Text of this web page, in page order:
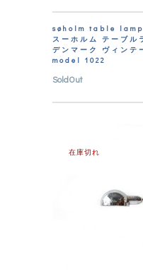
søholm table
スーホルム テーブル
デンマーク ヴィンテ
model 1022
SoldOut
在庫切れ